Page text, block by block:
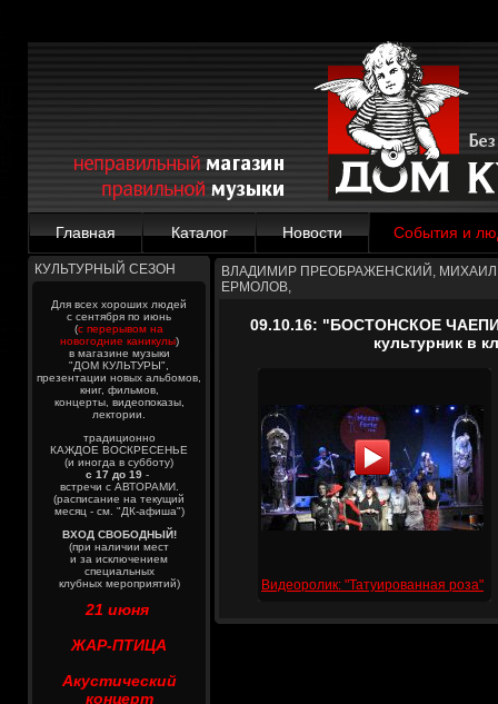
Главная Каталог Новости События и
КУЛЬТУРНЫЙ СЕЗОН
Для всех хороших людей
с сентября по июнь
(с перерывом на
новогодние каникулы)
в магазине музыки
"ДОМ КУЛЬТУРЫ",
презентации новых альбомов,
книг, фильмов,
концерты, видеопоказы,
лектории.
традиционно
КАЖДОЕ ВОСКРЕСЕНЬЕ
(и иногда в субботу)
с 17 до 19 -
встречи с АВТОРАМИ.
(расписание на текущий
месяц - см. "ДК-афиша")
ВХОД СВОБОДНЫЙ!
(при наличии мест
и за исключением
специальных
клубных мероприятий)
21 июня
ЖАР-ПТИЦА
Акустический
концерт
ВЛАДИМИР ПРЕОБРАЖЕНСКИЙ,
ЕРМОЛОВ,
09.10.16: "БОСТОНСКОЕ
культурник в
Видеоролик: "Татуированная роза"